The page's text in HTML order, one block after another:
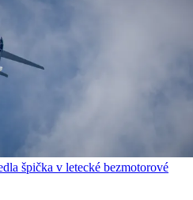
špička v letecké bezmotorové